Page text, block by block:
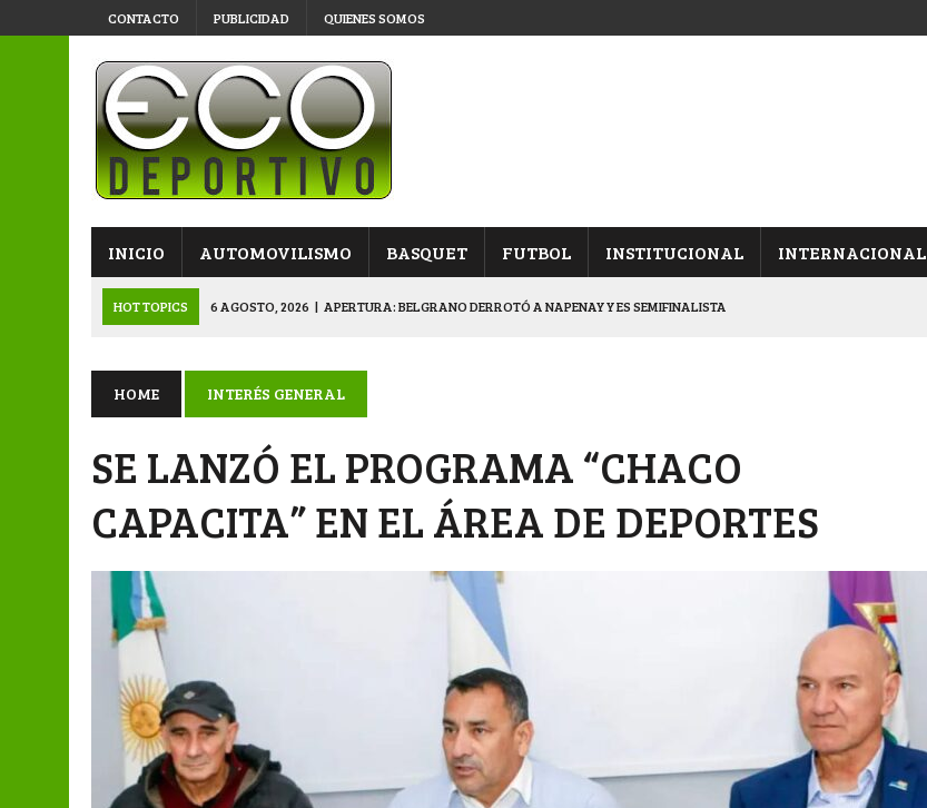
CONTACTO PUBLICIDAD QUIENES SOMOS
INICIO AUTOMOVILISMO BASQUET FUTBOL INSTITUCIONAL INTERNACIONAL
HOT TOPICS 6 AGOSTO, 2026 | APERTURA: BELGRANO DERROTÓ A NAPENAY Y ES SEMIFINALISTA
4 AGOSTO, 2026 | VETERANOS SE PREPARAN PARA LA GRAN FIESTA PROVINCIAL
6 AGOSTO, 2026 | PRIMERA B: SPORTIVO SE METIÓ EN SEMIFINALES TRAS GANARLE A “LA MONTE”
HOME INTERÉS GENERAL
SE LANZÓ EL PROGRAMA “CHACO
CAPACITA” EN EL ÁREA DE DEPORTES